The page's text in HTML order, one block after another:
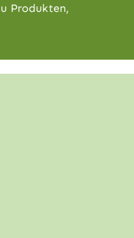
Produkten,